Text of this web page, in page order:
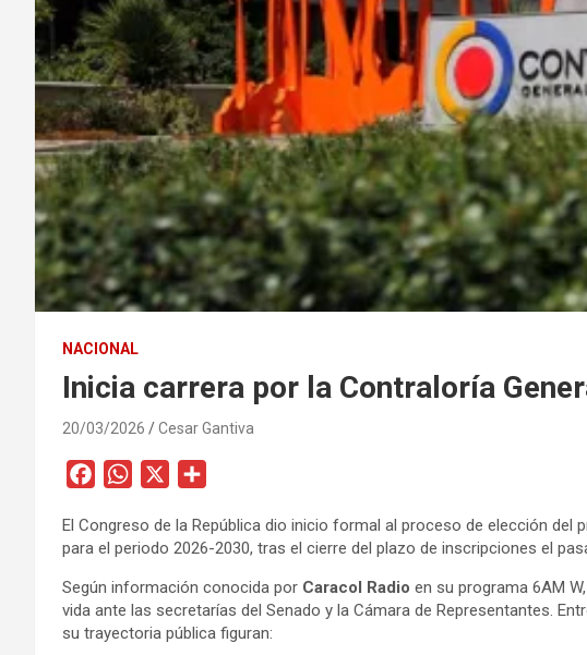
NACIONAL
Inicia carrera por la Contraloría
20/03/2026 Cesar Gantiva
c
e
b
o
o
W
a
t
s
A
p
m
p
a
r
t
El Congreso de la República dio inicio formal al proceso de elección del
para el periodo 2026-2030, tras el cierre del plazo de inscripciones el
Según información conocida por Caracol Radio en su programa 6AM
vida ante las secretarías del Senado y la Cámara de Representantes.
su trayectoria pública figuran: